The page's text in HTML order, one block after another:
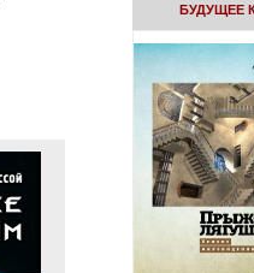
БУДУЩЕЕ